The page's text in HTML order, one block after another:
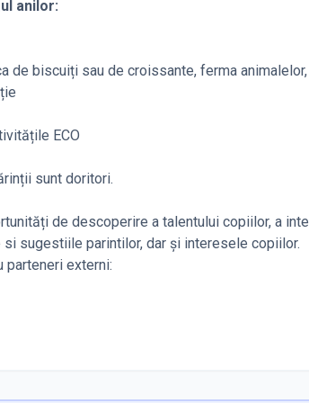
anilor:
de biscuiți sau de croissante, ferma
ECO
sunt doritori.
de descoperire a talentului copiilor, a
sugestiile parintilor, dar și interesele copiilor.
externi: